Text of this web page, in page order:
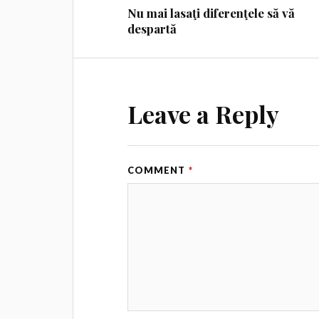
Nu mai lasaţi diferenţele să vă
despartă
Leave a Reply
COMMENT *